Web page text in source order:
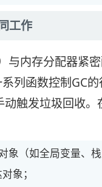
工作
与内存分配器紧密
列函数控制GC的
触发垃圾回收。
象（如全局变量、
象；